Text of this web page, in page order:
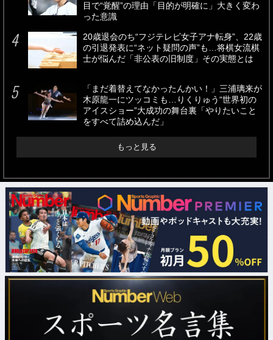
目で“覚醒”の理由「目的が明確に」大きく変わ
った意識
20歳退会のち“フジテレビ女子アナ転身”、22歳
の引退発表に“ネット疑問の声”も…将棋女流棋
士が悩んだ「非公表の旧制度」その実態とは
「まだ着替えてなかったんかい！」三浦璃来が
木原龍一にツッコミも…りくりゅう“世界初の
アイスショー”大成功の舞台裏「やりたいこと
をすべて詰め込んだ」
もっと見る